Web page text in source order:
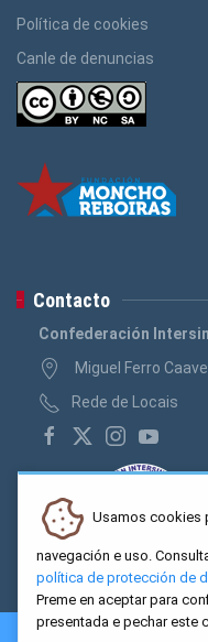
Política de cookies
Canle de denuncias
Contacto
Confederación
Miguel Ferro
Rede de Locais
Usamos cookies
navegación e uso.
política de protección de
Preme en aceptar para
presentada e pechar este